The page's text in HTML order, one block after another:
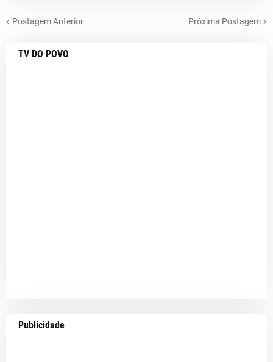
Postagem Anterior Próxima Postagem
TV DO POVO
Publicidade